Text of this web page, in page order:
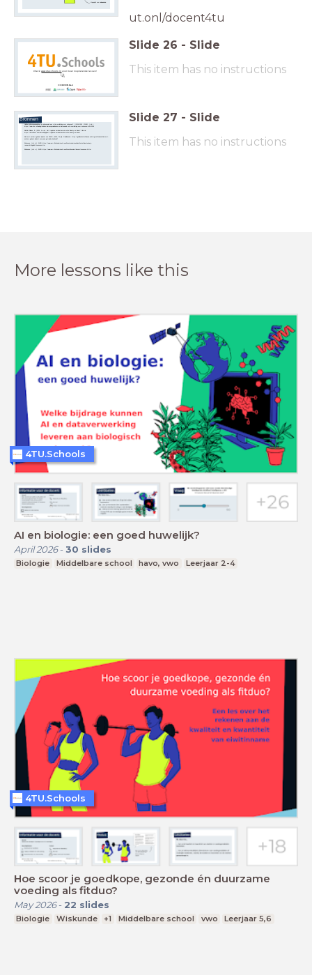
Vragenlijst voordocenten
ut.onl/docent4tu
Checkwww.4tuschools.nl voor meer inspirerende lessen!
Slide 26 - Slide
This item has no instructions
Hebben dierenspeciaalzaken en dierenasiels een rol in voorlichting over zoönosen?/ IB 06-2016 | RIVM. (z.d.).
https://www.rivm.nl/weblog/hebben-dierenspeciaalzaken-en-dierenasiels-rol-in-voorlichting-over-zoonosen-ib-06-2016
Kindtler-Nielsen, B. (2024, 4 mei).
Het tragische verhaal van de echte ‘Beauty en Beast’
. Historia.
https://historianet.nl/maatschappij/het-tragische-verhaal-van-de-echte-beauty-en-beast
Kind met autisme gebaat bij inzet van PAWS. (2015, 24 juli). Geleidehond. https://geleidehond.nl/nieuws-achtergrond/nieuws/kind-met-
autisme-gebaat-bij-inzet-van-paws-getrainde-huishond?
Zoönosen
. (z.d.-b). WUR. https://www.wur.nl/nl/onderzoek-resultaten/onderzoeksinstituten/bioveterinary-
research/uitgelicht/zoonosen.htm
Zoönosen
. (z.d.-c). WUR. https://www.wur.nl/nl/onderzoek-resultaten/dossiers/dossier/zoonosen-4.htm
Bronnen Slide 27 - Slide
This item has no instructions
More lessons like this
AI en biologie: een goed huwelijk?
April 2026- 30 slides
Biologie Middelbare school havo, vwo Leerjaar 2-4
4TU.Schools
Hoe scoor je goedkope, gezonde én duurzame
voeding als fitduo?
May 2026- 22 slides
Biologie Wiskunde +1 Middelbare school vwo Leerjaar 5,6
4TU.Schools